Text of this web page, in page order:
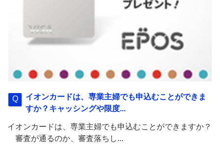
イオンカードは、専業主婦でも申込むことができま
すか？キャッシングや限度...
イオンカードは、専業主婦でも申込むことができますか？
審査が通るのか、審査落ちし...